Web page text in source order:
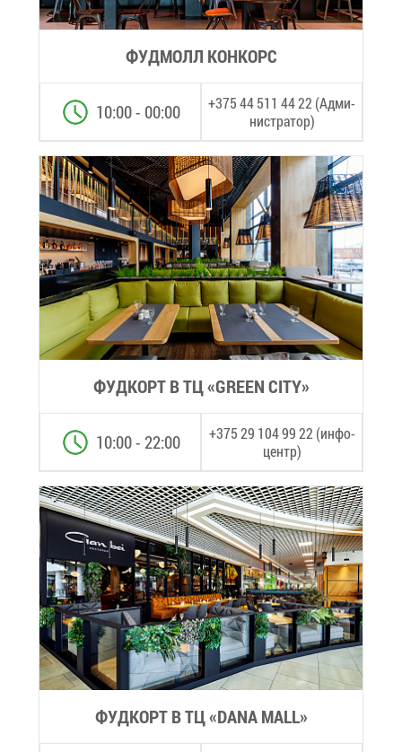
ФУД­МОЛЛ КОН­КОРС
+375 44 511 44 22 (Ад­ми­
ни­стра­тор)
10:00 - 00:00
ФУД­КОРТ В ТЦ «GREEN CITY»
+375 29 104 99 22 (ин­фо­
центр)
10:00 - 22:00
ФУД­КОРТ В ТЦ «DANA MALL»